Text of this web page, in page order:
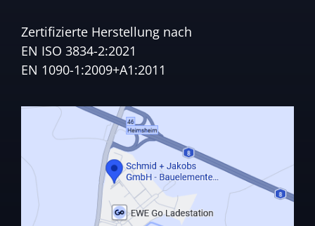
Zertifizierte Herstellung nach
EN ISO 3834-2:2021
EN 1090-1:2009+A1:2011